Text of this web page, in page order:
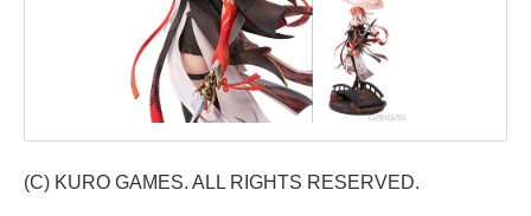
(C) KURO GAMES. ALL RIGHTS RESERVED.